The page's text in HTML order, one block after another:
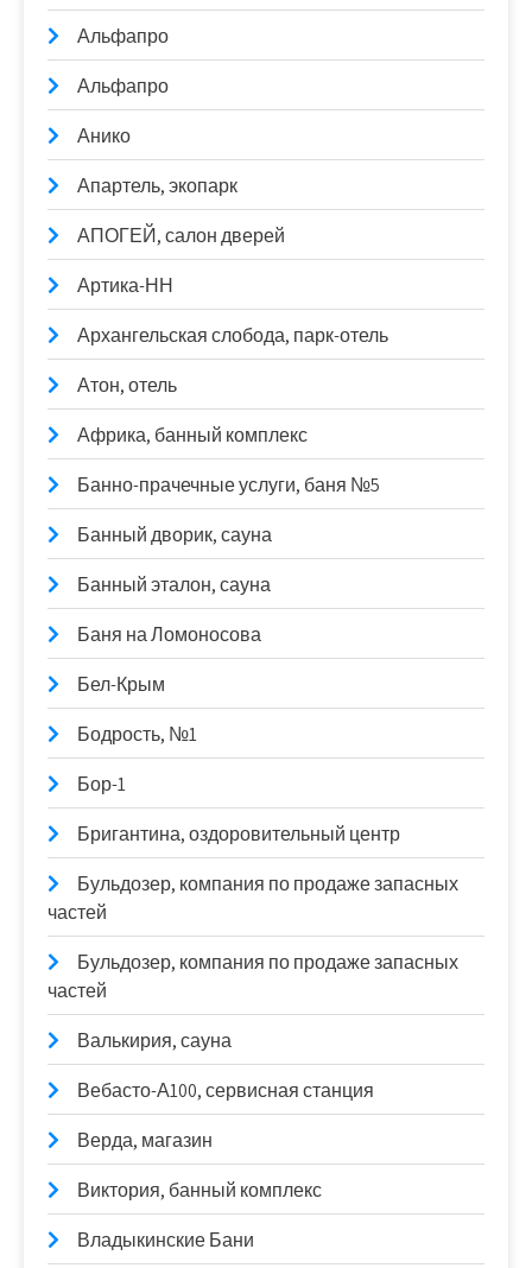
Альфапро
Альфапро
Анико
Апартель, экопарк
АПОГЕЙ, салон дверей
Артика-НН
Архангельская слобода, парк-отель
Атон, отель
Африка, банный комплекс
Банно-прачечные услуги, баня №5
Банный дворик, сауна
Банный эталон, сауна
Баня на Ломоносова
Бел-Крым
Бодрость, №1
Бор-1
Бригантина, оздоровительный центр
Бульдозер, компания по продаже запасных
частей
Бульдозер, компания по продаже запасных
частей
Валькирия, сауна
Вебасто-А100, сервисная станция
Верда, магазин
Виктория, банный комплекс
Владыкинские Бани